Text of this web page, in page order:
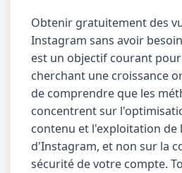
Obtenir gratuitement des
Instagram sans avoir
est un objectif courant
cherchant une croissance
de comprendre que les
concentrent sur
contenu et l'exploitation de
d'Instagram, et non sur la
sécurité de votre compte.